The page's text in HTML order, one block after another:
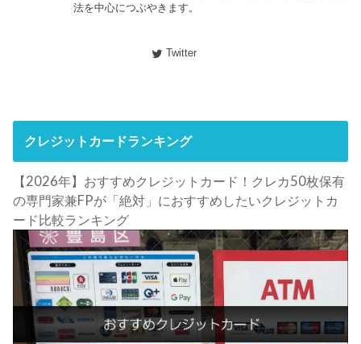
法を中心につぶやきます。
Twitter
クレジットカードランキング
【2026年】おすすめクレジットカード！クレカ50枚保有
の専門家兼FPが「絶対」におすすめしたいクレジットカ
ード比較ランキング